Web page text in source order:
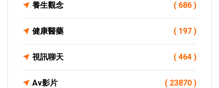
養生觀念 ( 686 )
健康醫藥 ( 197 )
視訊聊天 ( 464 )
Av影片 ( 23870 )